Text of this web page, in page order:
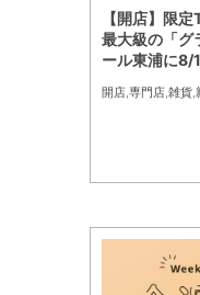
【開店】限
最大級の「グ
ール東浦に8/
開店 専門店 雑貨